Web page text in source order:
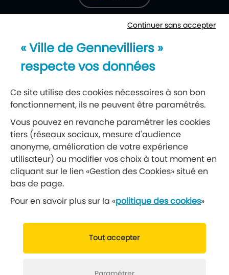
Newsletter
Réseaux sociaux
Suivez-nous
Retrouvez nous sur Facebook
Mentions légales Données personnelles
Gérer vos cookies Politique cookies
Continuer sans accepter
« Ville de Gennevilliers »
respecte vos données
Ce site utilise des cookies nécessaires à son bon
fonctionnement, ils ne peuvent être paramétrés.
Vous pouvez en revanche paramétrer les cookies
tiers (réseaux sociaux, mesure d'audience
anonyme, amélioration de votre expérience
utilisateur) ou modifier vos choix à tout moment en
cliquant sur le lien «Gestion des Cookies» situé en
bas de page.
Pour en savoir plus sur la «politique des cookies»
Tout accepter